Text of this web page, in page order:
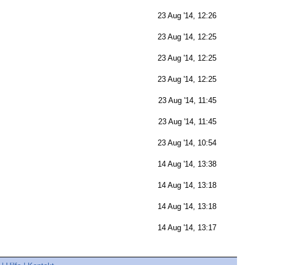
23 Aug '14, 12:26
23 Aug '14, 12:25
23 Aug '14, 12:25
23 Aug '14, 12:25
23 Aug '14, 11:45
23 Aug '14, 11:45
23 Aug '14, 10:54
14 Aug '14, 13:38
14 Aug '14, 13:18
14 Aug '14, 13:18
14 Aug '14, 13:17